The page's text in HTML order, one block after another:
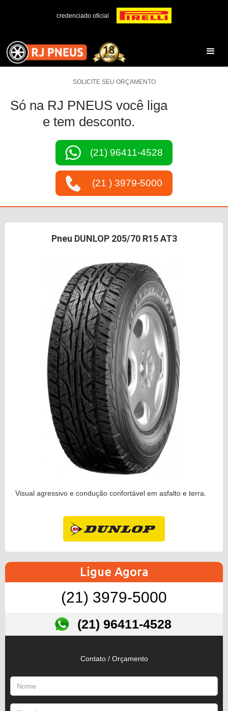
credenciado oficial
SOLICITE SEU ORÇAMENTO
Só na RJ PNEUS você liga
e tem desconto.
(21) 96411-4528
(21 ) 3979-5000
Pneu DUNLOP 205/70 R15 AT3
Visual agressivo e condução confortável em asfalto e terra.
Ligue Agora
(21) 3979-5000
(21) 96411-4528
Contato / Orçamento